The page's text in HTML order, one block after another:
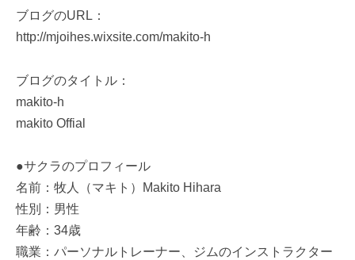
ブログのURL：
http://mjoihes.wixsite.com/makito-h
ブログのタイトル：
makito-h
makito Offial
●サクラのプロフィール
名前：牧人（マキト）Makito Hihara
性別：男性
年齢：34歳
職業：パーソナルトレーナー、ジムのインストラクター